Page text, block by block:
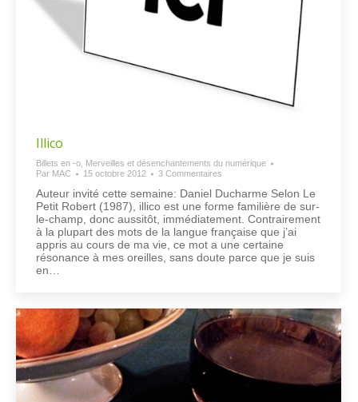
Illico
Billets en -o
Merveilles et désenchantements du numérique
Par MAC 15 octobre 2012 3 Commentaires
Auteur invité cette semaine: Daniel Ducharme Selon Le
Petit Robert (1987), illico est une forme familière de sur-
le-champ, donc aussitôt, immédiatement. Contrairement
à la plupart des mots de la langue française que j’ai
appris au cours de ma vie, ce mot a une certaine
résonance à mes oreilles, sans doute parce que je suis
en…